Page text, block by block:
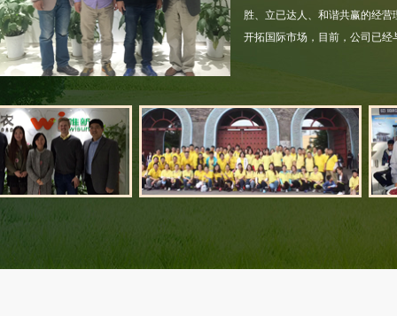
胜、立已达人、和谐共赢的经
开拓国际市场，目前，公司已
食品经营许可证 营业执